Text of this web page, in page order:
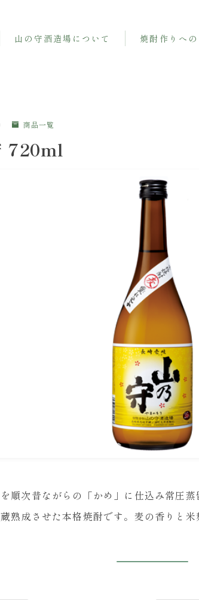
山の守酒造場について 焼酎作りへの
商品一覧
720ml
順次昔ながらの「かめ」に仕込み常圧蒸
熟成させた本格焼酎です。麦の香りと米